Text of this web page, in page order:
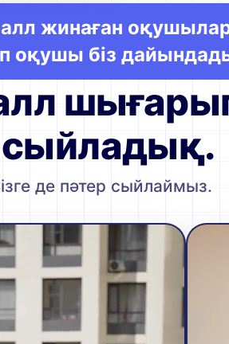
жинаған
оқушы біз
сыйладық.
де пәтер сыйлаймыз.